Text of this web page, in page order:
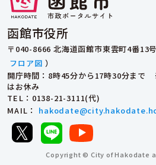
函館市役所
〒040-8666 北海道函館市東雲町4番13
フロア図 ）
開庁時間：8時45分から17時30分まで
はお休み
TEL ：0138-21-3111(代)
MAIL ：
Copyright © City of Hakodate